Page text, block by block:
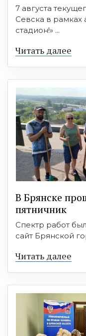
7 августа
Севска в рамках
стадион!» ...
Читать далее
В Брянске
пятничник
Спектр работ
сайт Брянской
Читать далее